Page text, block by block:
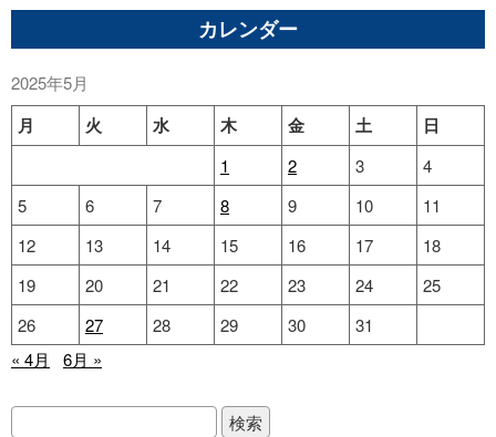
カレンダー
2025年5月
月 火 水 木 金 土 日
1 2 3
4
5
6 7 8 9 10
11
12
13 14 15 16 17
18
19
20 21 22 23 24
25
26
27 28 29 30
31
« 4月
6月 »
検